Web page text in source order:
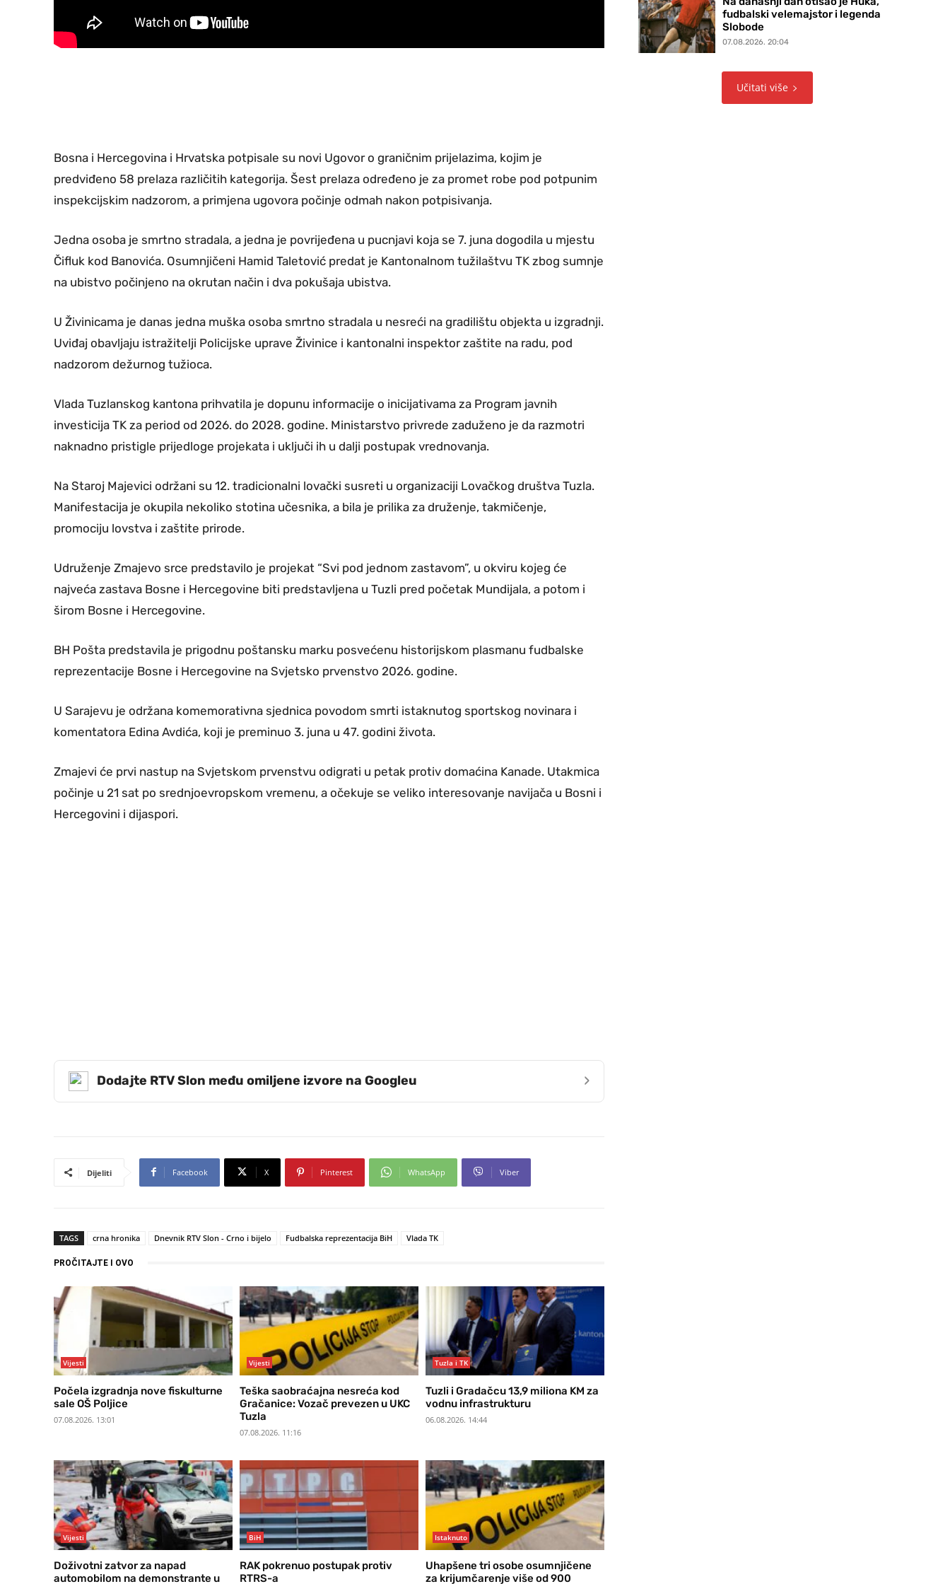
Bosna i Hercegovina i Hrvatska potpisale su novi Ugovor o graničnim prijelazima, kojim je
predviđeno 58 prelaza različitih kategorija. Šest prelaza određeno je za promet robe pod potpunim
inspekcijskim nadzorom, a primjena ugovora počinje odmah nakon potpisivanja.
Jedna osoba je smrtno stradala, a jedna je povrijeđena u pucnjavi koja se 7. juna dogodila u mjestu
Čifluk kod Banovića. Osumnjičeni Hamid Taletović predat je Kantonalnom tužilaštvu TK zbog sumnje
na ubistvo počinjeno na okrutan način i dva pokušaja ubistva.
U Živinicama je danas jedna muška osoba smrtno stradala u nesreći na gradilištu objekta u izgradnji.
Uviđaj obavljaju istražitelji Policijske uprave Živinice i kantonalni inspektor zaštite na radu, pod
nadzorom dežurnog tužioca.
Vlada Tuzlanskog kantona prihvatila je dopunu informacije o inicijativama za Program javnih
investicija TK za period od 2026. do 2028. godine. Ministarstvo privrede zaduženo je da razmotri
naknadno pristigle prijedloge projekata i uključi ih u dalji postupak vrednovanja.
Na Staroj Majevici održani su 12. tradicionalni lovački susreti u organizaciji Lovačkog društva Tuzla.
Manifestacija je okupila nekoliko stotina učesnika, a bila je prilika za druženje, takmičenje,
promociju lovstva i zaštite prirode.
Udruženje Zmajevo srce predstavilo je projekat “Svi pod jednom zastavom”, u okviru kojeg će
najveća zastava Bosne i Hercegovine biti predstavljena u Tuzli pred početak Mundijala, a potom i
širom Bosne i Hercegovine.
BH Pošta predstavila je prigodnu poštansku marku posvećenu historijskom plasmanu fudbalske
reprezentacije Bosne i Hercegovine na Svjetsko prvenstvo 2026. godine.
U Sarajevu je održana komemorativna sjednica povodom smrti istaknutog sportskog novinara i
komentatora Edina Avdića, koji je preminuo 3. juna u 47. godini života.
Zmajevi će prvi nastup na Svjetskom prvenstvu odigrati u petak protiv domaćina Kanade. Utakmica
počinje u 21 sat po srednjoevropskom vremenu, a očekuje se veliko interesovanje navijača u Bosni i
Hercegovini i dijaspori.
Dodajte RTV Slon među omiljene izvore na Googleu ›
Dijeliti Facebook X Pinterest WhatsApp Viber
TAGS crna hronika Dnevnik RTV Slon - Crno i bijelo Fudbalska reprezentacija BiH Vlada TK
PROČITAJTE I OVO
Vijesti
Počela izgradnja nove fiskulturne
sale OŠ Poljice
07.08.2026. 13:01
Vijesti
Teška saobraćajna nesreća kod
Gračanice: Vozač prevezen u UKC
Tuzla
07.08.2026. 11:16
Tuzla i TK
Tuzli i Gradačcu 13,9 miliona KM za
vodnu infrastrukturu
06.08.2026. 14:44
Vijesti
Doživotni zatvor za napad
automobilom na demonstrante u
BiH
RAK pokrenuo postupak protiv
RTRS-a
Istaknuto
Uhapšene tri osobe osumnjičene
za krijumčarenje više od 900
fudbalski velemajstor i legenda
Slobode
07.08.2026. 20:04
Učitati više